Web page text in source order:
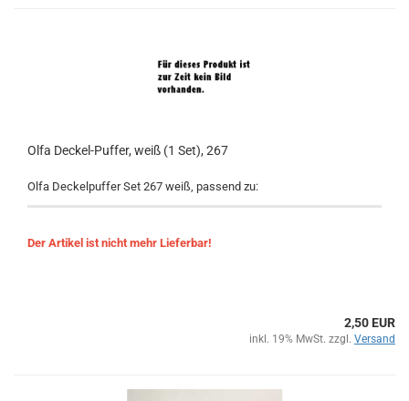
Olfa Deckel-Puffer, weiß (1 Set), 267
Olfa Deckelpuffer Set 267 weiß, passend zu:
Der Artikel ist nicht mehr Lieferbar!
2,50 EUR
inkl. 19% MwSt. zzgl. Versand